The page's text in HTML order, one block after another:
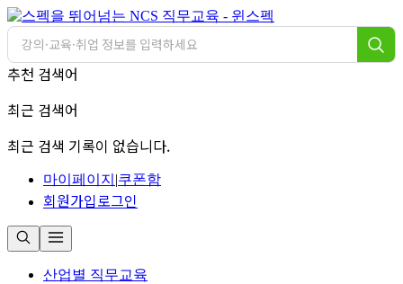
추천 검색어
최근 검색어
최근 검색 기록이 없습니다.
마이페이지 |쿠폰함
회원가입로그인
산업별 직무교육